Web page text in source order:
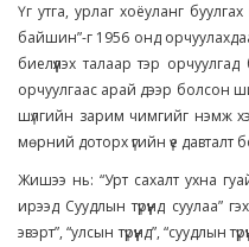
Үг утга, урлаг хоёуланг
байшин”-г 1956 онд
биелүүлэх талаар тэр
орчуулгаас арай дээр болсон
шүлгийн зарим чимгийг нэмж
мөрний доторх үгийн үе давталт
Жишээ нь: “Урт сахалт ухна гуай
ирээд Суудлын түрүүнд суулаа”
эвэрт”, “улсын түрүүнд”, “суудлын